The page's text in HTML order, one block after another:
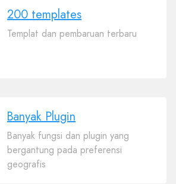
200 templates
Templat dan pembaruan terbaru
Banyak Plugin
Banyak fungsi dan plugin yang
bergantung pada preferensi
geografis